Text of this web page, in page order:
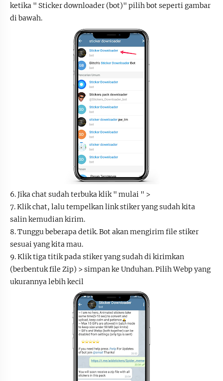
ketika " Sticker downloader (bot)" pilih bot seperti gambar
di bawah.
6. Jika chat sudah terbuka klik " mulai " >
7. Klik chat, lalu tempelkan link stiker yang sudah kita
salin kemudian kirim.
8. Tunggu beberapa detik. Bot akan mengirim file stiker
sesuai yang kita mau.
9. Klik tiga titik pada stiker yang sudah di kirimkan
(berbentuk file Zip) > simpan ke Unduhan. Pilih Webp yang
ukurannya lebih kecil